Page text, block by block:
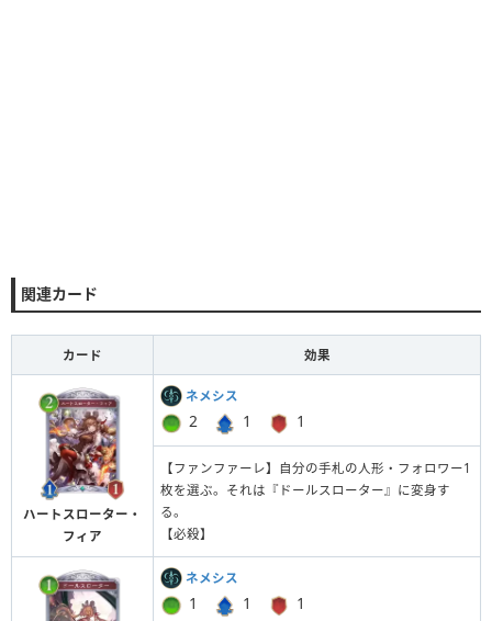
関連カード
カード 効果
ハートスローター・
フィア
ネメシス
2 1 1
【ファンファーレ】自分の手札の人形・フォロワー1
枚を選ぶ。それは『ドールスローター』に変身す
る。
【必殺】
ネメシス
1 1 1